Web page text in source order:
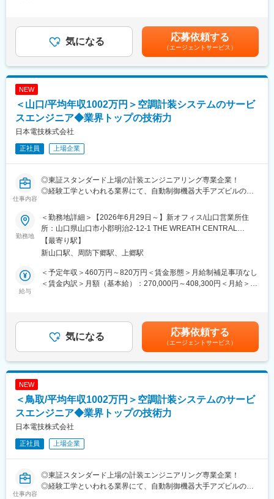
土日祝休みの完全週休2日制で年間休日128日とワークライフバラ
ンスを整えながら働くことができる環境です。また所属いただく
工事部には20代～50代まで幅広く10名の社員が在籍しておりま
る環境です
親会社である「きんでん」が手掛けた施設の電気設備の保守、メ
ンテナンスが主であり安定した基盤の受注がございます
当社では、資格取得を推進しており祝い金をご用意しております
・第三種電気主任技術者：50.000円／第一種電気工事士：20.000
・1級電気施工管理技士：100.000円／2級電気施工管理技士：
20.000円
※上記以外の資格取得祝金は、業務上の重要度によって支給あり
変更の範囲：会社の定める業務
＼日本電技株式会社の魅力／
★高水準の給与体系！
利益を確りと社員へ還元する経営方針の基、基本給の改定、賞与
支給を行っております。
★高い技術力！
高度化するアズビルの新製品を使いこなし、年々複雑化・大型化
する物件への対応力は
<業務内容>
しての空調自動制御システムの継続メンテナンス契約、緊急対
応、スポット工事の見積、提案、受注管理、一部メンテナンス業
務をお任せします。見積作成など事務作業においては営業アシス
タントの方のサポートがあります。
※担当企業数は、企業規模にもよりますが数件～10数件ほどで
す。
＼健康経営優良法人・2024年くるみん取得／
ルビーイングを推進しており、従業員の健康増進によりモチベー
<借り上げ社宅について>
現住所から通勤が困難であると判断された場合、借り上げ社宅の
年1回（7月）■賞与：年2回（6月・12月※基本給の5ヶ月分）■モ
デル年収：25歳（560万円）、32歳（640万円）、37歳（720万
円）賃金はあくまでも目安の金額であり、選考を通じて上下する
可能性があります。月給(月額)は固定手当を含めた表記です。
気になる 応募依頼する
（エージェントサービス）
NEW
＜山口/平均年収1002万円＞空調計装システムのサービ
スエンジニア◆業界トップの技術力
日本電技株式会社
正社員 上場企業
仕事内容
◎東証スタンダード上場の計装エンジニアリング専業企業！
◎経験工学といわれる業界にて、自動制御機器大手アズビルの最
◎脱炭素などサステナブルな社会の実現にも貢献！
◎男性育休取得率75％！
＼最少のエネルギーで快適な環境を実現する技術／
計装とは…ビルや工場において、空調や生産ラインなど各種の設
備・機械装置を計測・監視・制御の手法によって自動コントロー
ルする技術のこと
近年、省エネ化に必須の技術として注目され、最新のIoT・AI技術
＼日本電技株式会社の魅力／
★高水準の給与体系！
利益を確りと社員へ還元する経営方針の基、基本給の改定、賞与
支給を行っております。
★高い技術力！
高度化するアズビルの新製品を使いこなし、年々複雑化・大型化
する物件への対応力は
<業務内容>
勤務地
＜勤務地詳細＞【2026年6月29日～】新オフィス/山口営業所住
所：山口県山口市小郡明治2-12-1 THE WREATH CENTRAL
BLDG. 新山口 6 階受動喫煙対策：屋内全面禁煙変更の範囲：会社
の定める事業所（リモートワーク含む）
【最寄り駅】
新山口駅、周防下郷駅、上郷駅
給与
＜予定年収＞460万円～820万円＜賃金形態＞月給制補足事項なし
＜賃金内訳＞月額（基本給）：270,000円～408,300円＜月給＞
年1回（7月）■賞与：年2回（6月・12月※基本給の5ヶ月分）■モ
デル年収：25歳（560万円）、32歳（640万円）、37歳（720万
円）賃金はあくまでも目安の金額であり、選考を通じて上下する
可能性があります。月給(月額)は固定手当を含めた表記です。
気になる 応募依頼する
（エージェントサービス）
NEW
＜鳥取/平均年収1002万円＞空調計装システムのサービ
スエンジニア◆業界トップの技術力
日本電技株式会社
正社員 上場企業
仕事内容
◎東証スタンダード上場の計装エンジニアリング専業企業！
◎経験工学といわれる業界にて、自動制御機器大手アズビルの最